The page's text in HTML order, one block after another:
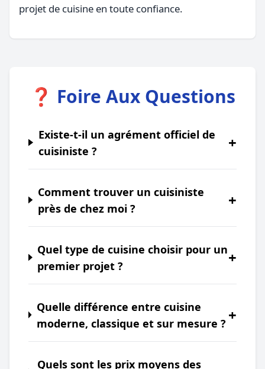
projet de cuisine en toute confiance.
❓ Foire Aux Questions
Existe-t-il un agrément officiel de
cuisiniste ?
+
Comment trouver un cuisiniste
près de chez moi ?
+
Quel type de cuisine choisir pour un
premier projet ?
+
Quelle différence entre cuisine
moderne, classique et sur mesure ? +
Quels sont les prix moyens des